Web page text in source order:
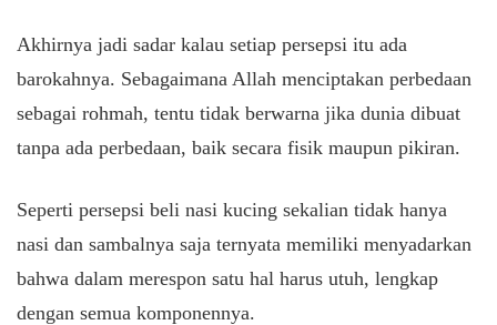
Akhirnya jadi sadar kalau setiap persepsi itu ada
barokahnya. Sebagaimana Allah menciptakan perbedaan
sebagai rohmah, tentu tidak berwarna jika dunia dibuat
tanpa ada perbedaan, baik secara fisik maupun pikiran.
Seperti persepsi beli nasi kucing sekalian tidak hanya
nasi dan sambalnya saja ternyata memiliki menyadarkan
bahwa dalam merespon satu hal harus utuh, lengkap
dengan semua komponennya.